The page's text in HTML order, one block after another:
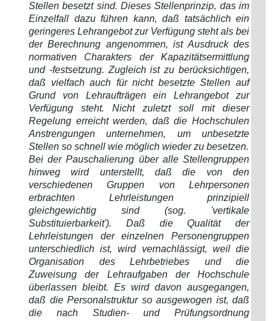
Stellen besetzt sind. Dieses Stellenprinzip, das im
Einzelfall dazu führen kann, daß tatsächlich ein
geringeres Lehrangebot zur Verfügung steht als bei
der Berechnung angenommen, ist Ausdruck des
normativen Charakters der Kapazitätsermittlung
und -festsetzung. Zugleich ist zu berücksichtigen,
daß vielfach auch für nicht besetzte Stellen auf
Grund von Lehraufträgen ein Lehrangebot zur
Verfügung steht. Nicht zuletzt soll mit dieser
Regelung erreicht werden, daß die Hochschulen
Anstrengungen unternehmen, um unbesetzte
Stellen so schnell wie möglich wieder zu besetzen.
Bei der Pauschalierung über alle Stellengruppen
hinweg wird unterstellt, daß die von den
verschiedenen Gruppen von Lehrpersonen
erbrachten Lehrleistungen prinzipiell
gleichgewichtig sind (sog. 'vertikale
Substituierbarkeit'). Daß die Qualität der
Lehrleistungen der einzelnen Personengruppen
unterschiedlich ist, wird vernachlässigt, weil die
Organisation des Lehrbetriebes und die
Zuweisung der Lehraufgaben der Hochschule
überlassen bleibt. Es wird davon ausgegangen,
daß die Personalstruktur so ausgewogen ist, daß
die nach Studien- und Prüfungsordnung